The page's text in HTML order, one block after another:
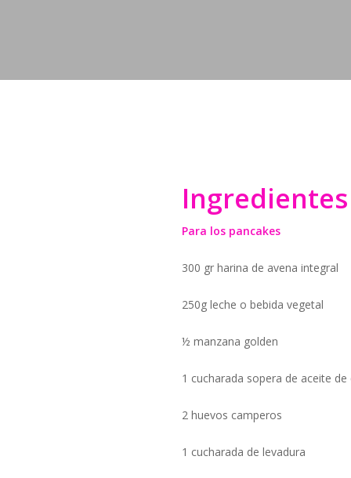
Para los pancakes
300 gr harina de avena integral
250g leche o bebida vegetal
½ manzana golden
1 cucharada sopera de aceite de
2 huevos camperos
1 cucharada de levadura